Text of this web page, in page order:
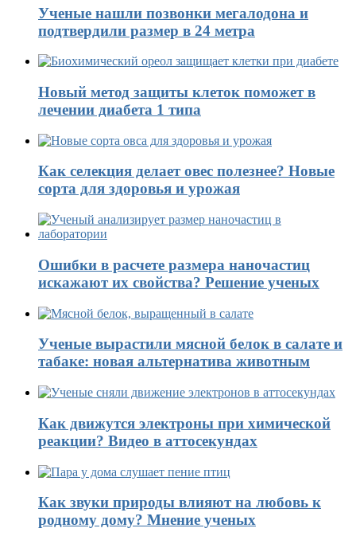
Ученые нашли позвонки мегалодона и
подтвердили размер в 24 метра
Новый метод защиты клеток поможет в
лечении диабета 1 типа
Как селекция делает овес полезнее? Новые
сорта для здоровья и урожая
Ошибки в расчете размера наночастиц
искажают их свойства? Решение ученых
Ученые вырастили мясной белок в салате и
табаке: новая альтернатива животным
Как движутся электроны при химической
реакции? Видео в аттосекундах
Как звуки природы влияют на любовь к
родному дому? Мнение ученых